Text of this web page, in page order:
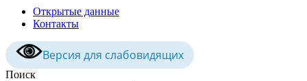
Открытые данные
Контакты
Версия для слабовидящих
Поиск